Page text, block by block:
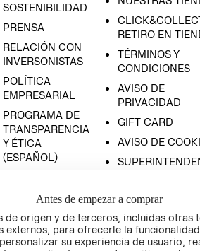
SOSTENIBILIDAD
PRENSA
RELACIÓN CON
INVERSONISTAS
POLÍTICA
EMPRESARIAL
PROGRAMA DE
TRANSPARENCIA
Y ÉTICA
(ESPAÑOL)
Y ÉTICA (INGLÉS)
RETIRO EN
TÉRMINOS Y
CONDICIONES
AVISO DE
PRIVACIDAD
GIFT CARD
AVISO DE
QUEJAS Y
RECLAMOS
Antes de empezar a comprar
de origen y de terceros, incluidas otras
externos, para ofrecerle la
su experiencia de usuario,